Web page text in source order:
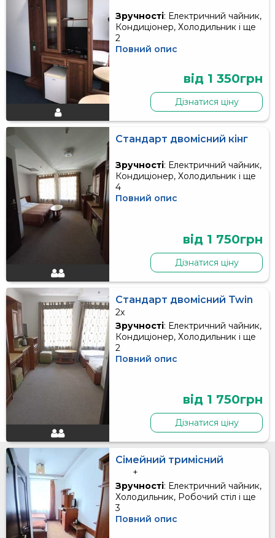
Зручності: Електричний чайник,
Кондиціонер, Холодильник і ще
2
Повний опис
від 1 350грн
Дізнатися ціну
Стандарт двомісний кінг
Зручності: Електричний чайник,
Кондиціонер, Холодильник і ще
4
Повний опис
від 1 750грн
Дізнатися ціну
Стандарт двомісний Twin
2x
Зручності: Електричний чайник,
Кондиціонер, Холодильник і ще
2
Повний опис
від 1 750грн
Дізнатися ціну
Сімейний тримісний
+
Зручності: Електричний чайник,
Холодильник, Робочий стіл і ще
3
Повний опис